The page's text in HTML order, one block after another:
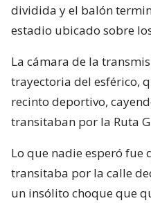
dividida y el balón
estadio ubicado sobre
La cámara de la
trayectoria del esférico,
recinto deportivo,
transitaban por la Ruta
Lo que nadie esperó fue
transitaba por la calle
un insólito choque que